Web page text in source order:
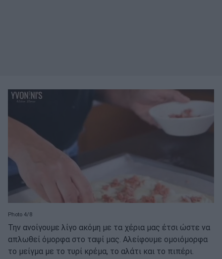
Photo 4/8
Την ανοίγουμε λίγο ακόμη με τα χέρια μας έτσι ώστε να
απλωθεί όμορφα στο ταψί μας. Αλείφουμε ομοιόμορφα
το μείγμα με το τυρί κρέμα, το αλάτι και το πιπέρι.